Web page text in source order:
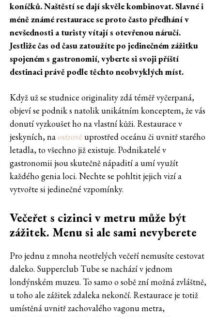
koníčků. Naštěstí se dají skvěle kombinovat. Slavné i
méně známé restaurace se proto často předhání v
nevšednosti a turisty vítají s otevřenou náručí.
Jestliže čas od času zatoužíte po jedinečném zážitku
spojeném s gastronomií, vyberte si svoji příští
destinaci právě podle těchto neobvyklých míst.
Když už se studnice originality zdá téměř vyčerpaná,
objeví se podnik s natolik unikátním konceptem, že vás
donutí vyzkoušet ho na vlastní kůži. Restaurace v
jeskyních, naostrověuprostřed oceánu či uvnitř starého
letadla, to všechno již existuje. Podnikatelé v
gastronomii jsou skutečně nápadití a umí využít
každého genia loci. Nechte se pohltit jejich vizí a
vytvořte si jedinečné vzpomínky.
Večeřet s cizinci v metru může být
zážitek. Menu si ale sami nevyberete
Pro jednu z mnoha neotřelých večeří nemusíte cestovat
daleko. Supperclub Tube se nachází v jednom
londýnském muzeu. To samo o sobě zní možná zvláštně,
u toho ale zážitek zdaleka nekončí. Restaurace je totiž
umístěná uvnitř zachovalého vagonu metra,